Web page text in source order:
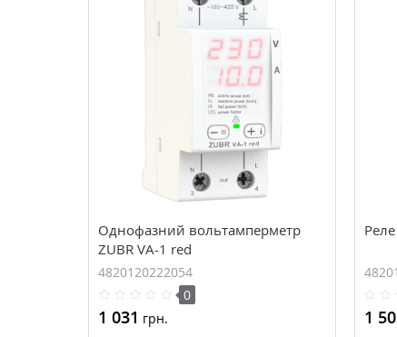
Однофазний вольтамперметр
ZUBR VA-1 red
4820120222054
0
1 031 грн. 1